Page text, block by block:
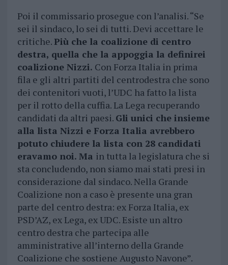
Poi il commissario prosegue con l’analisi. “Se
sei il sindaco, lo sei di tutti. Devi accettare le
critiche.Più che la coalizione di centro
destra, quella che la appoggia la definirei
coalizione Nizzi. Con Forza Italia in prima
fila e gli altri partiti del centrodestra che sono
dei contenitori vuoti, l’UDC ha fatto la lista
per il rotto della cuffia. La Lega recuperando
candidati da altri paesi. Gli unici che insieme
alla lista Nizzi e Forza Italia avrebbero
potuto chiudere la lista con 28 candidati
eravamo noi. Ma in tutta la legislatura che si
sta concludendo, non siamo mai stati presi in
considerazione dal sindaco. Nella Grande
Coalizione non a caso è presente una gran
parte del centro destra: ex Forza Italia, ex
PSD’AZ, ex Lega, ex UDC. Esiste un altro
centro destra che partecipa alle
amministrative all’interno della Grande
Coalizione che sostiene Augusto Navone”.